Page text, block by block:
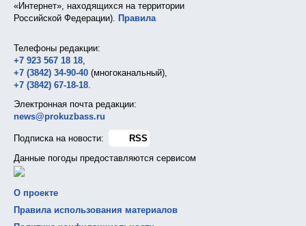
«Интернет», находящихся на территории
Российской Федерации). Правила
Телефоны редакции:
+7 923 567 18 18,
+7 (3842) 34-90-40 (многоканальный),
+7 (3842) 67-18-18.
Электронная почта редакции:
news@prokuzbass.ru
Подписка на новости:
RSS
Данные погоды предоставляются сервисом
О проекте
Правила использования материалов